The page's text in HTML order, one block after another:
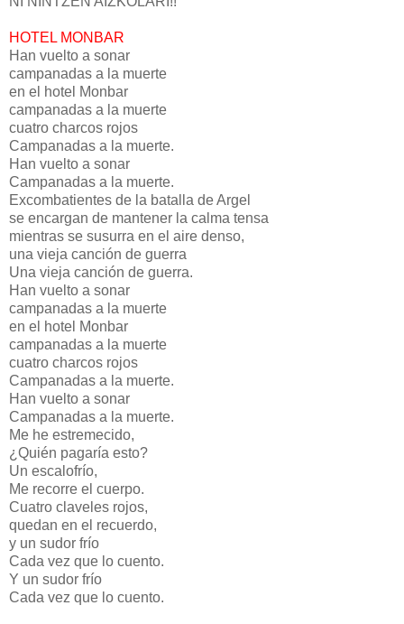
HOTEL MONBAR
Han vuelto a sonar
campanadas a la muerte
en el hotel Monbar
campanadas a la muerte
cuatro charcos rojos
Campanadas a la muerte.
Han vuelto a sonar
Campanadas a la muerte.
Excombatientes de la batalla de Argel
se encargan de mantener la calma tensa
mientras se susurra en el aire denso,
una vieja canción de guerra
Una vieja canción de guerra.
Han vuelto a sonar
campanadas a la muerte
en el hotel Monbar
campanadas a la muerte
cuatro charcos rojos
Campanadas a la muerte.
Han vuelto a sonar
Campanadas a la muerte.
Me he estremecido,
¿Quién pagaría esto?
Un escalofrío,
Me recorre el cuerpo.
Cuatro claveles rojos,
quedan en el recuerdo,
y un sudor frío
Cada vez que lo cuento.
Y un sudor frío
Cada vez que lo cuento.